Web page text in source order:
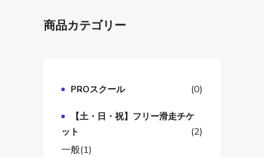
商品カテゴリー
PROスクール (0)
【土・日・祝】フリー滑走チケ
ット
(2)
一般(1)